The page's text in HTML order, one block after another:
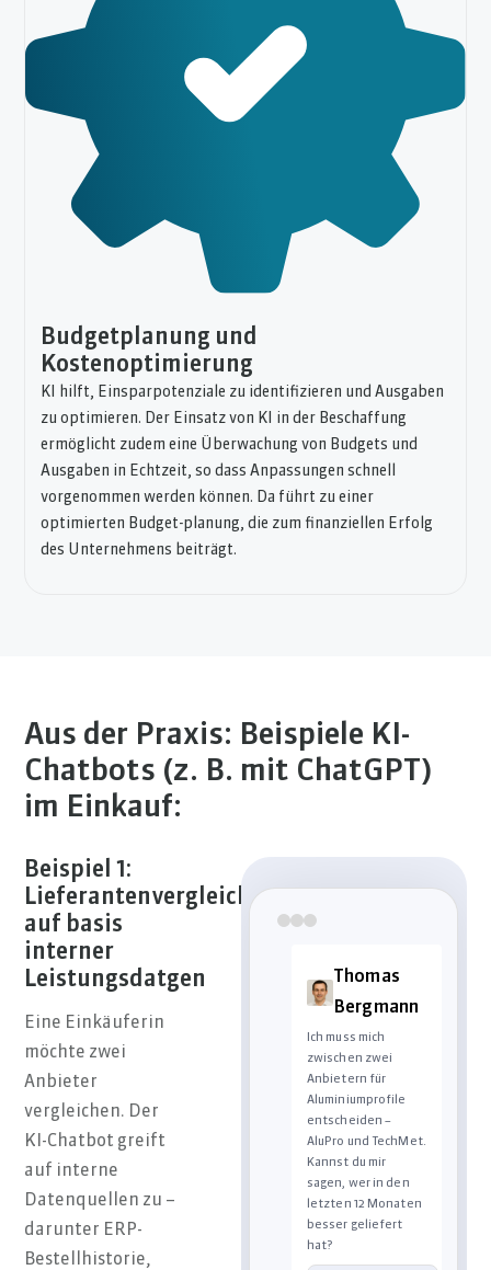
Budgetplanung und
Kostenoptimierung
KI hilft, Einsparpotenziale zu identifizieren und Ausgaben
zu optimieren. Der Einsatz von KI in der Beschaffung
ermöglicht zudem eine Überwachung von Budgets und
Ausgaben in Echtzeit, so dass Anpassungen schnell
vorgenommen werden können. Da führt zu einer
optimierten Budget-planung, die zum finanziellen Erfolg
des Unternehmens beiträgt.
Aus der Praxis: Beispiele KI-
Chatbots (z. B. mit ChatGPT)
im Einkauf:
Beispiel 1:
Lieferantenvergleich
auf basis
interner
Leistungsdatgen
Eine Einkäuferin
möchte zwei
Anbieter
vergleichen. Der
KI-Chatbot greift
auf interne
Datenquellen zu –
darunter ERP-
Bestellhistorie,
Thomas
Bergmann
Ich muss mich
zwischen zwei
Anbietern für
Aluminiumprofile
entscheiden –
AluPro und TechMet.
Kannst du mir
sagen, wer in den
letzten 12 Monaten
besser geliefert
hat?